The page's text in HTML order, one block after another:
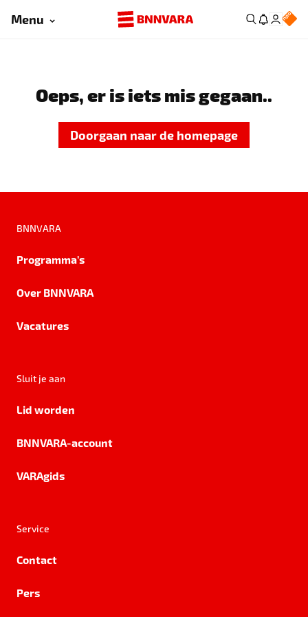
Menu
Oeps, er is iets mis gegaan..
Doorgaan naar de homepage
BNNVARA
Programma's
Over BNNVARA
Vacatures
Sluit je aan
Lid worden
BNNVARA-account
VARAgids
Service
Contact
Pers